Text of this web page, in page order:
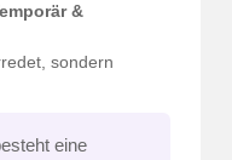
&
sondern
eine